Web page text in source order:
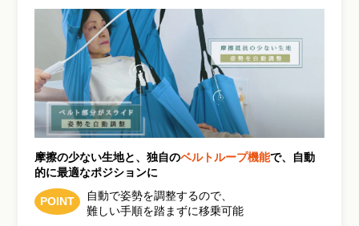
摩擦の少ない生地と、独自のベルトループ機能で、自動
的に最適なポジションに
POINT
自動で姿勢を調整するので、
難しい手順を踏まずに移乗可能